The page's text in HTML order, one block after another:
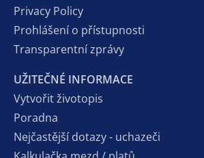
Privacy Policy
Prohlášení o přístupnosti
Transparentní zprávy
UŽITEČNÉ INFORMACE
Vytvořit životopis
Poradna
Nejčastější dotazy - uchazeči